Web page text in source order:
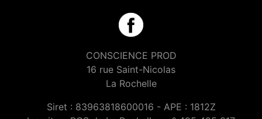
CONSCIENCE PROD
16 rue Saint-Nicolas
La Rochelle
Siret : 83963818600016 - APE : 1812Z